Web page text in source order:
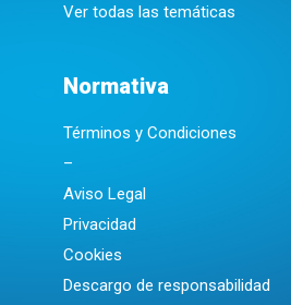
Ver todas las temáticas
Normativa
Términos y Condiciones
–
Aviso Legal
Privacidad
Cookies
Descargo de responsabilidad